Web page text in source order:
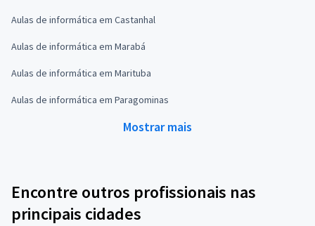
Aulas de informática em Castanhal
Aulas de informática em Marabá
Aulas de informática em Marituba
Aulas de informática em Paragominas
Mostrar mais
Encontre outros profissionais nas
principais cidades